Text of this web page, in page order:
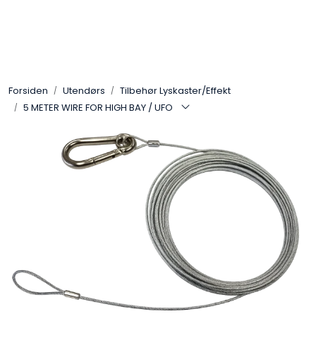
Forsiden Utendørs
Tilbehør Lyskaster/Effekt
5 METER WIRE FOR HIGH BAY / UFO
Industri
LED-striper 24V
Sport